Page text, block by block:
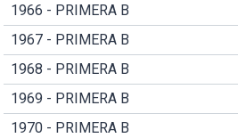
1966 - PRIMERA B
1967 - PRIMERA B
1968 - PRIMERA B
1969 - PRIMERA B
1970 - PRIMERA B